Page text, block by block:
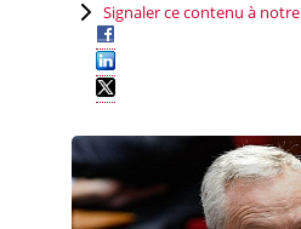
Signaler ce contenu à